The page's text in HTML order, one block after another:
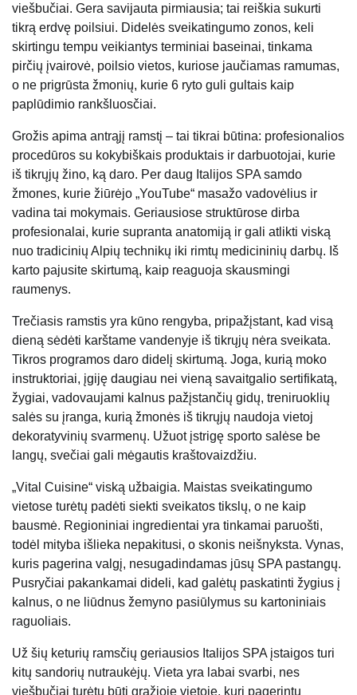
viešbučiai. Gera savijauta pirmiausia; tai reiškia sukurti
tikrą erdvę poilsiui. Didelės sveikatingumo zonos, keli
skirtingu tempu veikiantys terminiai baseinai, tinkama
pirčių įvairovė, poilsio vietos, kuriose jaučiamas ramumas,
o ne prigrūsta žmonių, kurie 6 ryto guli gultais kaip
paplūdimio rankšluosčiai.
Grožis apima antrąjį ramstį – tai tikrai būtina: profesionalios
procedūros su kokybiškais produktais ir darbuotojai, kurie
iš tikrųjų žino, ką daro. Per daug Italijos SPA samdo
žmones, kurie žiūrėjo „YouTube“ masažo vadovėlius ir
vadina tai mokymais. Geriausiose struktūrose dirba
profesionalai, kurie supranta anatomiją ir gali atlikti viską
nuo tradicinių Alpių technikų iki rimtų medicininių darbų. Iš
karto pajusite skirtumą, kaip reaguoja skausmingi
raumenys.
Trečiasis ramstis yra kūno rengyba, pripažįstant, kad visą
dieną sėdėti karštame vandenyje iš tikrųjų nėra sveikata.
Tikros programos daro didelį skirtumą. Joga, kurią moko
instruktoriai, įgiję daugiau nei vieną savaitgalio sertifikatą,
žygiai, vadovaujami kalnus pažįstančių gidų, treniruoklių
salės su įranga, kurią žmonės iš tikrųjų naudoja vietoj
dekoratyvinių svarmenų. Užuot įstrigę sporto salėse be
langų, svečiai gali mėgautis kraštovaizdžiu.
„Vital Cuisine“ viską užbaigia. Maistas sveikatingumo
vietose turėtų padėti siekti sveikatos tikslų, o ne kaip
bausmė. Regioniniai ingredientai yra tinkamai paruošti,
todėl mityba išlieka nepakitusi, o skonis neišnyksta. Vynas,
kuris pagerina valgį, nesugadindamas jūsų SPA pastangų.
Pusryčiai pakankamai dideli, kad galėtų paskatinti žygius į
kalnus, o ne liūdnus žemyno pasiūlymus su kartoniniais
raguoliais.
Už šių keturių ramsčių geriausios Italijos SPA įstaigos turi
kitų sandorių nutraukėjų. Vieta yra labai svarbi, nes
viešbučiai turėtų būti gražioje vietoje, kuri pagerintų